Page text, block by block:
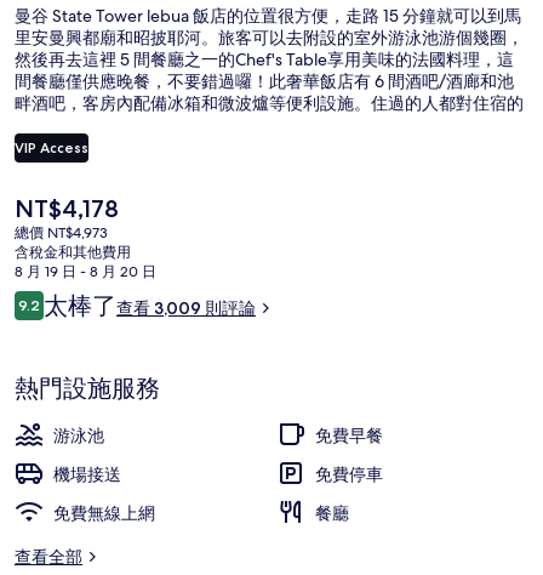
片
集
曼谷 State Tower lebua 飯店的位置很方便，走路 15 分鐘就可以到馬
里安曼興都廟和昭披耶河。旅客可以去附設的室外游泳池游個幾圈，
然後再去這裡 5 間餐廳之一的Chef's Table享用美味的法國料理，這
間餐廳僅供應晚餐，不要錯過囉！此奢華飯店有 6 間酒吧/酒廊和池
畔酒吧，客房內配備冰箱和微波爐等便利設施。住過的人都對住宿的
潘塔克辛站只需要 10 分鐘，到素拉剎高架電車站也只要 11 分鐘。
VIP Access
目
前
的
價
格
是
NT$4,178
總價 NT$4,973
含稅金和其他費用
8 月 19 日 - 8 月 20 日
評
論
9.29.2 分，滿分 10 分，
太棒了查看 3,009 則評論
熱門設施服務
游泳池
免費早餐
機場接送
免費停車
免費無線上網
餐廳
查看全部